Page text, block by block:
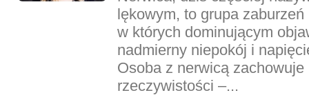
lękowym, to grupa
w których dominującym
nadmierny niepokój i
Osoba z nerwicą zachowuje
rzeczywistości –...